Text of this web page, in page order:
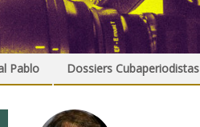
Pablo Dossiers Cubaperiodistas